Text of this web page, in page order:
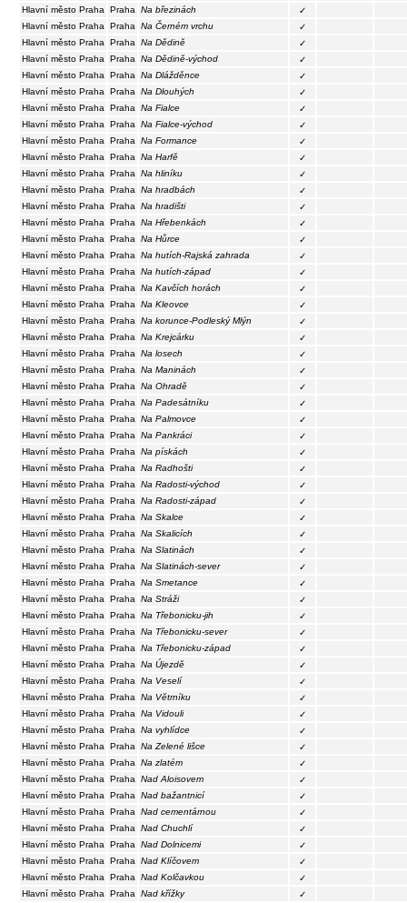
Hlavní město Praha
Praha Na březinách
✓
Hlavní město Praha
Praha Na Černém vrchu
✓
Hlavní město Praha
Praha Na Dědině
✓
Hlavní město Praha
Praha Na Dědině-východ
✓
Hlavní město Praha
Praha Na Dlážděnce
✓
Hlavní město Praha
Praha Na Dlouhých
✓
Hlavní město Praha
Praha Na Fialce
✓
Hlavní město Praha
Praha Na Fialce-východ
✓
Hlavní město Praha
Praha Na Formance
✓
Hlavní město Praha
Praha Na Harfě
✓
Hlavní město Praha
Praha Na hliníku
✓
Hlavní město Praha
Praha Na hradbách
✓
Hlavní město Praha
Praha Na hradišti
✓
Hlavní město Praha
Praha Na Hřebenkách
✓
Hlavní město Praha
Praha Na Hůrce
✓
Hlavní město Praha
Praha Na hutích-Rajská zahrada
✓
Hlavní město Praha
Praha Na hutích-západ
✓
Hlavní město Praha
Praha Na Kavčích horách
✓
Hlavní město Praha
Praha Na Kleovce
✓
Hlavní město Praha
Praha Na korunce-Podleský Mlýn
✓
Hlavní město Praha
Praha Na Krejcárku
✓
Hlavní město Praha
Praha Na losech
✓
Hlavní město Praha
Praha Na Maninách
✓
Hlavní město Praha
Praha Na Ohradě
✓
Hlavní město Praha
Praha Na Padesátníku
✓
Hlavní město Praha
Praha Na Palmovce
✓
Hlavní město Praha
Praha Na Pankráci
✓
Hlavní město Praha
Praha Na pískách
✓
Hlavní město Praha
Praha Na Radhošti
✓
Hlavní město Praha
Praha Na Radosti-východ
✓
Hlavní město Praha
Praha Na Radosti-západ
✓
Hlavní město Praha
Praha Na Skalce
✓
Hlavní město Praha
Praha Na Skalicích
✓
Hlavní město Praha
Praha Na Slatinách
✓
Hlavní město Praha
Praha Na Slatinách-sever
✓
Hlavní město Praha
Praha Na Smetance
✓
Hlavní město Praha
Praha Na Stráži
✓
Hlavní město Praha
Praha Na Třebonicku-jih
✓
Hlavní město Praha
Praha Na Třebonicku-sever
✓
Hlavní město Praha
Praha Na Třebonicku-západ
✓
Hlavní město Praha
Praha Na Újezdě
✓
Hlavní město Praha
Praha Na Veselí
✓
Hlavní město Praha
Praha Na Větrníku
✓
Hlavní město Praha
Praha Na Vidouli
✓
Hlavní město Praha
Praha Na vyhlídce
✓
Hlavní město Praha
Praha Na Zelené lišce
✓
Hlavní město Praha
Praha Na zlatém
✓
Hlavní město Praha
Praha Nad Aloisovem
✓
Hlavní město Praha
Praha Nad bažantnicí
✓
Hlavní město Praha
Praha Nad cementárnou
✓
Hlavní město Praha
Praha Nad Chuchlí
✓
Hlavní město Praha
Praha Nad Dolnicemi
✓
Hlavní město Praha
Praha Nad Klíčovem
✓
Hlavní město Praha
Praha Nad Kolčavkou
✓
Hlavní město Praha
Praha Nad křížky
✓